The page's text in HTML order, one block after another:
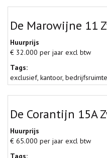
De Marowijne 11
Huurprijs
€ 32.000 per jaar excl btw
Tags:
exclusief, kantoor, bedrijfsruimte
De Corantijn 15A
Huurprijs
€ 65.000 per jaar excl btw
Tags: